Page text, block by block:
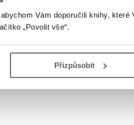
Vám doporučili knihy, které
„Povolit vše“.
Přizpůsobit